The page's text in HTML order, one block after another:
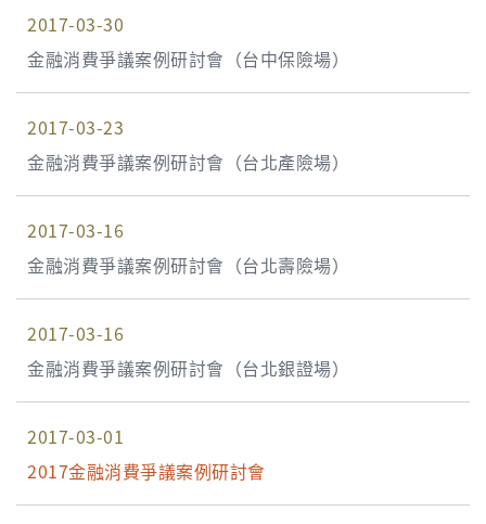
2017-03-30
金融消費爭議案例研討會（台中保險場）
2017-03-23
金融消費爭議案例研討會（台北產險場）
2017-03-16
金融消費爭議案例研討會（台北壽險場）
2017-03-16
金融消費爭議案例研討會（台北銀證場）
2017-03-01
2017金融消費爭議案例研討會